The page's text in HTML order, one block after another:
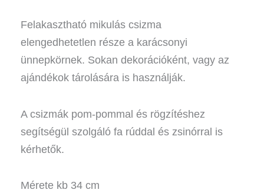
Felakasztható mikulás csizma
elengedhetetlen része a karácsonyi
ünnepkörnek. Sokan dekorációként, vagy az
ajándékok tárolására is használják.
A csizmák pom-pommal és rögzítéshez
segítségül szolgáló fa rúddal és zsinórral is
kérhetők.
Mérete kb 34 cm